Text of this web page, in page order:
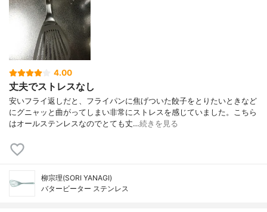
4.00
丈夫でストレスなし
安いフライ返しだと、フライパンに焦げついた餃子をとりたいときなど
にグニャッと曲がってしまい非常にストレスを感じていました。こちら
はオールステンレスなのでとても丈…続きを見る
柳宗理(SORI YANAGI)
バタービーター ステンレス